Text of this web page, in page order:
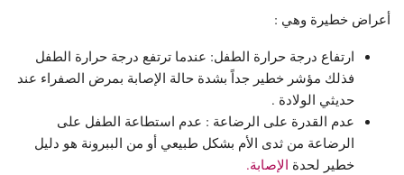
أعراض خطيرة وهي :
ارتفاع درجة حرارة الطفل: عندما ترتفع درجة حرارة الطفل
فذلك مؤشر خطير جداً بشدة حالة الإصابة بمرض الصفراء عند
حديثي الولادة .
عدم القدرة على الرضاعة : عدم استطاعة الطفل على
الرضاعة من ثدى الأم بشكل طبيعي أو من الببرونة هو دليل
خطير لحدة الإصابة.